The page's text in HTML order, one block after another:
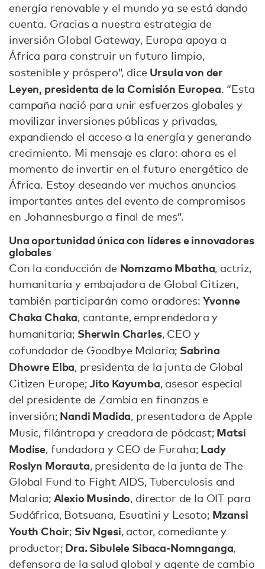
energía renovable y el mundo ya se está dando
cuenta. Gracias a nuestra estrategia de
inversión Global Gateway, Europa apoya a
África para construir un futuro limpio,
sostenible y próspero”, dice Ursula von der
Leyen, presidenta de la Comisión Europea. “Esta
campaña nació para unir esfuerzos globales y
movilizar inversiones públicas y privadas,
expandiendo el acceso a la energía y generando
crecimiento. Mi mensaje es claro: ahora es el
momento de invertir en el futuro energético de
África. Estoy deseando ver muchos anuncios
importantes antes del evento de compromisos
en Johannesburgo a final de mes”.
Una oportunidad única con líderes e innovadores
globales
Con la conducción de Nomzamo Mbatha, actriz,
humanitaria y embajadora de Global Citizen,
también participarán como oradores:Yvonne
Chaka Chaka, cantante, emprendedora y
humanitaria; Sherwin Charles, CEO y
cofundador de Goodbye Malaria; Sabrina
Dhowre Elba, presidenta de la junta de Global
Citizen Europe;Jito Kayumba, asesor especial
del presidente de Zambia en finanzas e
inversión; Nandi Madida, presentadora de Apple
Music, filántropa y creadora de pódcast; Matsi
Modise, fundadora y CEO de Furaha; Lady
Roslyn Morauta, presidenta de la junta de The
Global Fund to Fight AIDS, Tuberculosis and
Malaria; Alexio Musindo, director de la OIT para
Sudáfrica, Botsuana, Esuatini y Lesoto; Mzansi
Youth Choir; Siv Ngesi, actor, comediante y
productor; Dra. Sibulele Sibaca-Nomnganga,
defensora de la salud global y agente de cambio